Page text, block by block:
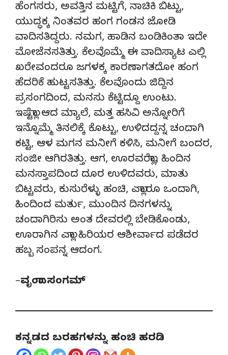
ಹೆಂಗಸರು, ಅವತ್ತಿನ ಮಟ್ಟಿಗೆ, ನಾಚಿಕಿ ಬಿಟ್ಟು,
ಯುದ್ಧಕ್ಕ ನಿಂತವರ ಹಂಗ ಗಂಡನ ಜೋಡಿ
ವಾದಿಸತಿದ್ದರು. ನಮಗ, ಹಾಡಿನ ಬಂಡಿಕಿಂತಾ ಇದೇ
ಮೋಜೆನಸತಿತ್ತು. ಕೆಲವೊಮ್ಮೆ ಈ ವಾದಿಸ್ಯಾಟ ಎಲ್ಲಿ
ಖರೇವಂದರೂ ಜಗಳಕ್ಕ ಕಾರಣಾಗತದೋ ಹಂಗ
ಹೆದರಿಕೆ ಹುಟ್ಟಸತಿತ್ತು. ಕೆಲವೊಂದು ಜಿದ್ದಿನ
ಪ್ರಸಂಗದಿಂದ, ಮನಸು ಕೆಟ್ಟಿದ್ದೂ ಉಂಟು.
ಇಷ್ಟೆಲ್ಲಾ ಆದ ಮ್ಯಾಲೆ, ಮತ್ತ ಹಸಿವಿ ಅನ್ನೋರಿಗೆ
ಇನ್ನೊಮ್ಮೆ ತಿನಲಿಕ್ಕೆ ಕೊಟ್ಟು, ಉಳಿದದ್ದನ್ನ ಚಂದಾಗಿ
ಕಟ್ಟಿ, ಆಳ ಮಗನ ಮನೀಗೆ ಕಳಿಸಿ, ಮನೀಗೆ ಬಂದರ,
ಸಂಜೀ ಆಗಿರತಿತ್ತು. ಆಗ, ಊರವರೆಲ್ಲಾ, ಹಿಂದಿನ
ಮನಸ್ತಾಪದಿಂದ ದೂರ ಉಳಿದವರು, ಮಾತು
ಬಿಟ್ಟವರು, ಕುಸುರೆಳ್ಳು ಹಂಚಿ, ಎಲ್ಲಾರೂ ಒಂದಾಗಿ,
ಹಿಂದಿಂದ ಮರ್ತು, ಮುಂದಿನ ದಿನಗಳನ್ನು
ಚಂದಾಗಿರಿಸು ಅಂತ ದೇವರಲ್ಲಿ ಬೇಡಿಕೊಂಡು,
ಊರಾಗಿನ ಎಲ್ಲಾ ಹಿರಿಯರ ಆಶೀರ್ವಾದ ಪಡೆದರ
ಹಬ್ಬ ಸಂಪನ್ನ ಆದಂಗ.
–ವೃಂದಾ ಸಂಗಮ್
ಕನ್ನಡದ ಬರಹಗಳನ್ನು ಹಂಚಿ ಹರಡಿ